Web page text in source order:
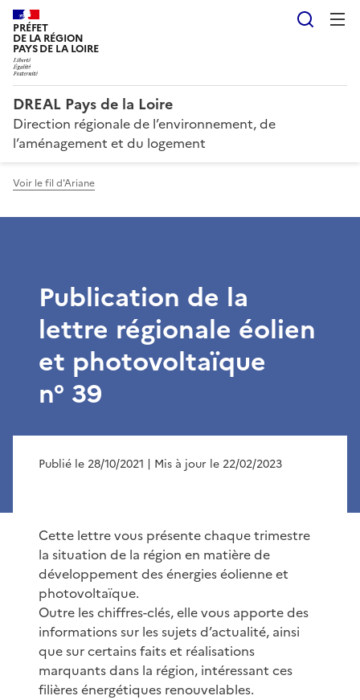
PRÉFET
DE LA RÉGION
PAYS DE LA LOIRE
DREAL Pays de la Loire
Direction régionale de l’environnement, de
l’aménagement et du logement
Voir le fil d'Ariane
Publication de la
lettre régionale éolien
et photovoltaïque
n° 39
Publié le 28/10/2021 | Mis à jour le 22/02/2023
Cette lettre vous présente chaque trimestre
la situation de la région en matière de
développement des énergies éolienne et
photovoltaïque.
Outre les chiffres-clés, elle vous apporte des
informations sur les sujets d’actualité, ainsi
que sur certains faits et réalisations
marquants dans la région, intéressant ces
filières énergétiques renouvelables.